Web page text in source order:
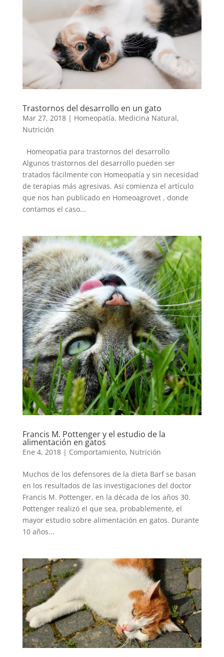
Trastornos del desarrollo en un gato
Mar 27, 2018| Homeopatía, Medicina Natural,
Nutrición
Homeopatia para trastornos del desarrollo
Algunos trastornos del desarrollo pueden ser
tratados fácilmente con Homeopatía y sin necesidad
de terapias más agresivas. Así comienza el artículo
que nos han publicado en Homeoagrovet , donde
contamos el caso...
Francis M. Pottenger y el estudio de la
alimentación en gatos
Ene 4, 2018| Comportamiento, Nutrición
Muchos de los defensores de la dieta Barf se basan
en los resultados de las investigaciones del doctor
Francis M. Pottenger, en la década de los años 30.
Pottenger realizó el que sea, probablemente, el
mayor estudio sobre alimentación en gatos. Durante
10 años...